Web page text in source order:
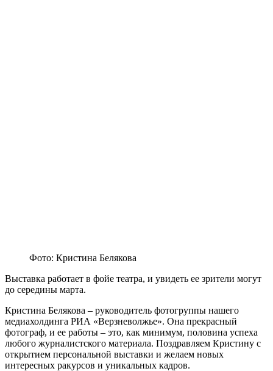
Фото: Кристина Белякова
Выставка работает в фойе театра, и увидеть ее зрители могут
до середины марта.
Кристина Белякова – руководитель фотогруппы нашего
медиахолдинга РИА «Верзневолжье». Она прекрасный
фотограф, и ее работы – это, как минимум, половина успеха
любого журналистского материала. Поздравляем Кристину с
открытием персональной выставки и желаем новых
интересных ракурсов и уникальных кадров.